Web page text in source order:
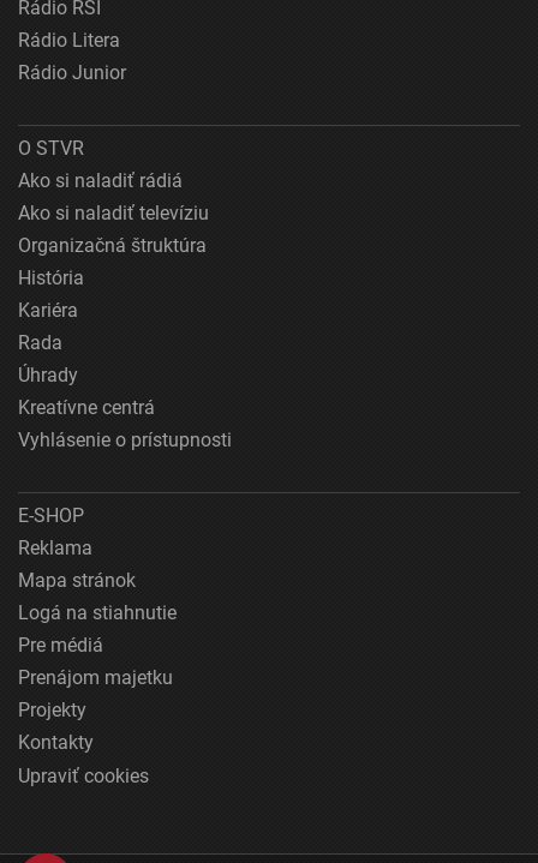
Rádio RSI
Rádio Litera
Rádio Junior
O STVR
Ako si naladiť rádiá
Ako si naladiť televíziu
Organizačná štruktúra
História
Kariéra
Rada
Úhrady
Kreatívne centrá
Vyhlásenie o prístupnosti
E-SHOP
Reklama
Mapa stránok
Logá na stiahnutie
Pre médiá
Prenájom majetku
Projekty
Kontakty
Upraviť cookies